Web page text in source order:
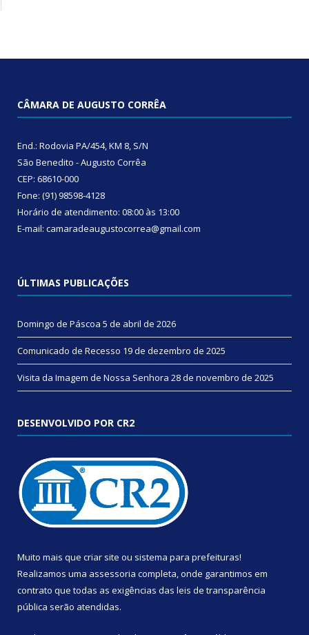
CÂMARA DE AUGUSTO CORRÊA
End.: Rodovia PA/454, KM 8, S/N
São Benedito - Augusto Corrêa
CEP: 68610-000
Fone: (91) 98598-4128
Horário de atendimento: 08:00 às 13:00
E-mail: camaradeaugustocorrea@gmail.com
ÚLTIMAS PUBLICAÇÕES
Domingo de Páscoa 5 de abril de 2026
Comunicado de Recesso 19 de dezembro de 2025
Visita da Imagem de Nossa Senhora 28 de novembro de 2025
DESENVOLVIDO POR CR2
Muito mais que criar site ou sistema para prefeituras!
Realizamos uma assessoria completa, onde garantimos em
contrato que todas as exigências das leis de transparência
pública serão atendidas.